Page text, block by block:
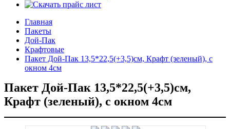
Главная
Пакеты
Дой-Пак
Крафтовые
Пакет Дой-Пак 13,5*22,5(+3,5)см, Крафт (зеленый), с
окном 4см
Пакет Дой-Пак 13,5*22,5(+3,5)см,
Крафт (зеленый), с окном 4см